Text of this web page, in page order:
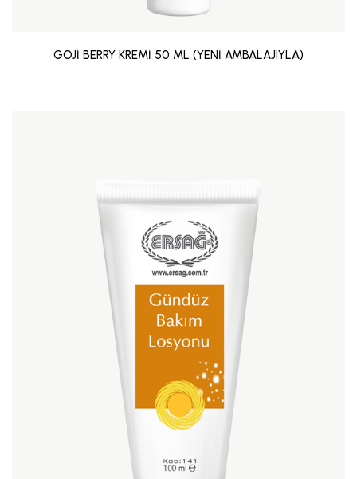
GOJİ BERRY KREMİ 50 ML (YENİ AMBALAJIYLA)